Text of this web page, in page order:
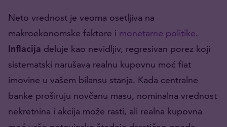
Neto vrednost je veoma osetljiva na
makroekonomske faktore i monetarne politike.
Inflacija deluje kao nevidljiv, regresivan porez koji
sistematski narušava realnu kupovnu moć fiat
imovine u vašem bilansu stanja. Kada centralne
banke proširuju novčanu masu, nominalna vrednost
nekretnina i akcija može rasti, ali realna kupovna